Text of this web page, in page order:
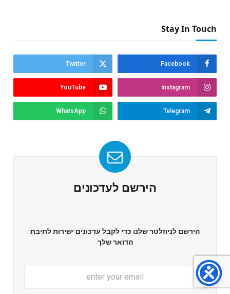
Stay In Touch
Facebook
Twitter
Instagram
YouTube
Telegram
WhatsApp
הירשם לעדכונים
הירשם לניוזלטר שלנו כדי לקבל עדכונים ישירות לתיבת
הדואר שלך